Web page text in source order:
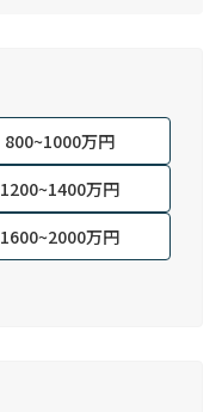
800~1000万円
1200~1400万円
1600~2000万円